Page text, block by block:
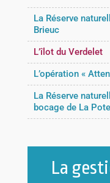
La Réserve
Brieuc
L’îlot du Verdelet
L’opération «
La Réserve
bocage de La
La